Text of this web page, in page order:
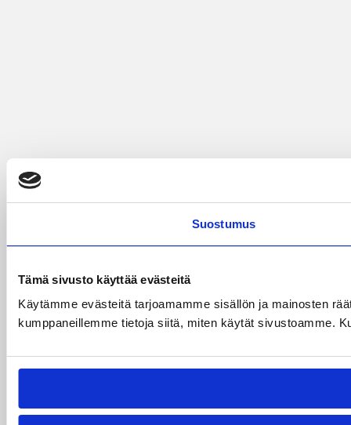
Suostumus
Tämä sivusto käyttää evästeitä
Käytämme evästeitä tarjoamamme sisällön ja mainosten
kumppaneillemme tietoja siitä, miten käytät sivustoamme.